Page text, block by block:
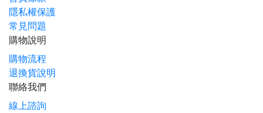
隱私權保護
常見問題
購物說明
購物流程
退換貨說明
聯絡我們
線上諮詢